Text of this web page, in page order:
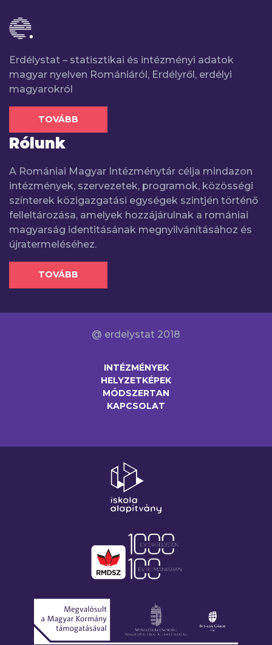
Erdélystat – statisztikai és intézményi adatok
magyar nyelven Romániáról, Erdélyről, erdélyi
magyarokról
TOVÁBB
Rólunk
A Romániai Magyar Intézménytár célja mindazon
intézmények, szervezetek, programok, közösségi
színterek közigazgatási egységek szintjén történő
felleltározása, amelyek hozzájárulnak a romániai
magyarság identitásának megnyilvánításához és
újratermeléséhez.
TOVÁBB
@ erdelystat 2018
INTÉZMÉNYEK
HELYZETKÉPEK
MÓDSZERTAN
KAPCSOLAT